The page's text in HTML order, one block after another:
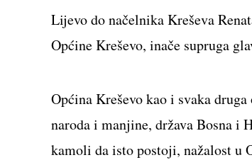
Lijevo do načelnika Kreševa
Općine Kreševo, inače supruga
Općina Kreševo kao i svaka
naroda i manjine, država Bosna i
kamoli da isto postoji, nažalost u